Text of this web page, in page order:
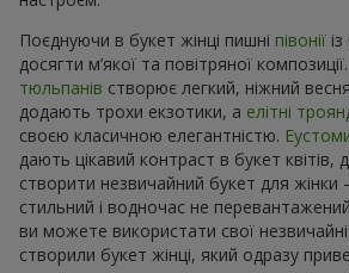
Поєднуючи в букет жінці пишні півонії
досягти м’якої та повітряної
тюльпанів створює легкий, ніжний
додають трохи екзотики, а елітні
своєю класичною елегантністю.
дають цікавий контраст в букет квітів,
створити незвичайний букет для
стильний і водночас не
ви можете використати свої
створили букет жінці, який одразу